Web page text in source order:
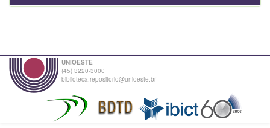
UNIOESTE
(45) 3220-3000
biblioteca.repositorio@unioeste.br